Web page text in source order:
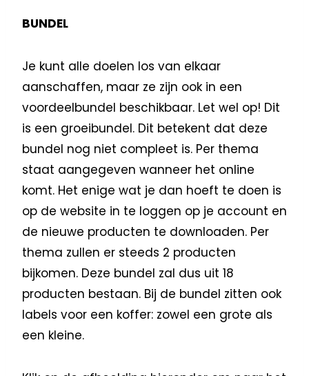
BUNDEL
Je kunt alle doelen los van elkaar
aanschaffen, maar ze zijn ook in een
voordeelbundel beschikbaar. Let wel op! Dit
is een groeibundel. Dit betekent dat deze
bundel nog niet compleet is. Per thema
staat aangegeven wanneer het online
komt. Het enige wat je dan hoeft te doen is
op de website in te loggen op je account en
de nieuwe producten te downloaden. Per
thema zullen er steeds 2 producten
bijkomen. Deze bundel zal dus uit 18
producten bestaan. Bij de bundel zitten ook
labels voor een koffer: zowel een grote als
een kleine.